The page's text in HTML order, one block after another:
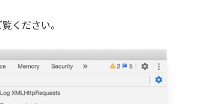
ください。